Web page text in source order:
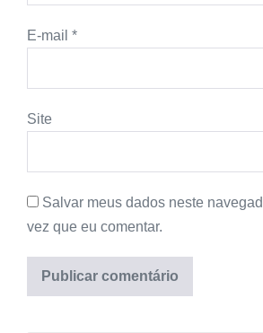
E-mail *
Site
Salvar meus dados neste
vez que eu comentar.